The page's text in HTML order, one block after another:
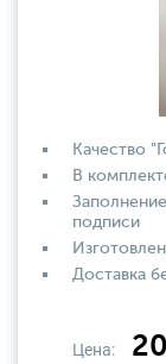
Качество
В
подписи
Доставка
Цена: